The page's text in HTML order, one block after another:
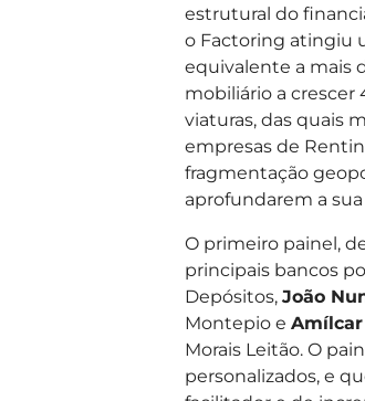
estrutural do
o Factoring atingiu
equivalente a mais
mobiliário a crescer
viaturas, das quais
empresas de
fragmentação
aprofundarem a
O primeiro painel,
principais bancos
Depósitos,João
Montepio e
Morais Leitão. O
personalizados, e